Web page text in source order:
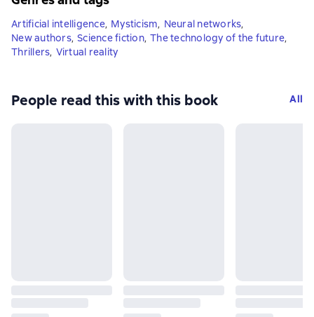
Artificial intelligence, Mysticism, Neural networks,
New authors, Science fiction, The technology of the future,
Thrillers, Virtual reality
People read this with this book All